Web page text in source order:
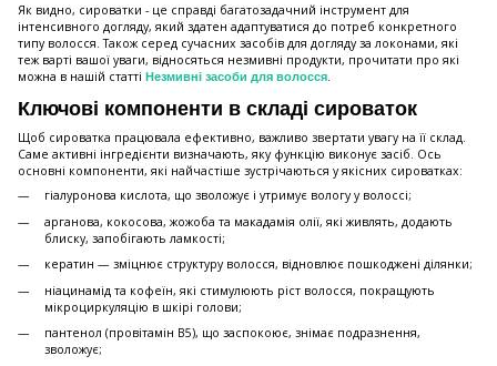
Як видно, сироватки - це справді багатозадачний інструмент для
інтенсивного догляду, який здатен адаптуватися до потреб конкретного
типу волосся. Також серед сучасних засобів для догляду за локонами, які
теж варті вашої уваги, відносяться незмивні продукти, прочитати про які
можна в нашій статті Незмивні засоби для волосся.
Ключові компоненти в складі сироваток
Щоб сироватка працювала ефективно, важливо звертати увагу на її склад.
Саме активні інгредієнти визначають, яку функцію виконує засіб. Ось
основні компоненти, які найчастіше зустрічаються у якісних сироватках:
гіалуронова кислота, що зволожує і утримує вологу у волоссі;
арганова, кокосова, жожоба та макадамія олії, які живлять, додають
блиску, запобігають ламкості;
кератин — зміцнює структуру волосся, відновлює пошкоджені ділянки;
ніацинамід та кофеїн, які стимулюють ріст волосся, покращують
мікроциркуляцію в шкірі голови;
пантенол (провітамін В5), що заспокоює, знімає подразнення,
зволожує;